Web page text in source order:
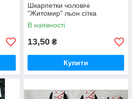
Шкарпетки чоловічі
"Житомир" льон сітка
В наявності
13,50 ₴
Купити